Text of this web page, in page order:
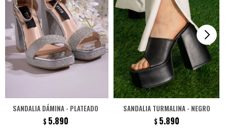
SANDALIA DÁMINA - PLATEADO
$ 5.890
SANDALIA TURMALINA - NEGRO
$ 5.890